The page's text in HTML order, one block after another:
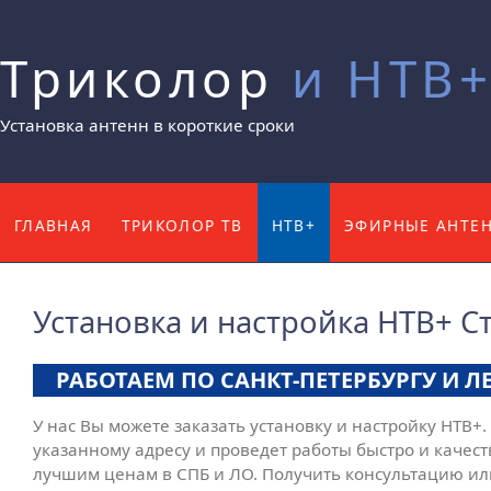
Триколор и
Установка антенн в короткие сроки
ГЛАВНАЯ ТРИКОЛОР ТВ НТВ+ ЭФИРНЫЕ
Установка и настройка НТВ+
РАБОТАЕМ ПО САНКТ-ПЕТЕРБУРГУ И
У нас Вы можете заказать установку и настройку
указанному адресу и проведет работы быстро и
лучшим ценам в СПБ и ЛО. Получить консультацию